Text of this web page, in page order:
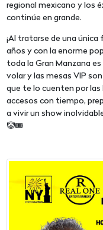
regional mexicano y los
continúe en grande.
¡Al tratarse de una única
años y con la enorme
toda la Gran Manzana
volar y las mesas VIP
que te lo cuenten por
accesos con tiempo,
a vivir un show
🤡🎟️